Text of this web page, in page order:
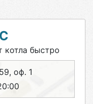
котла быстро
оф. 1